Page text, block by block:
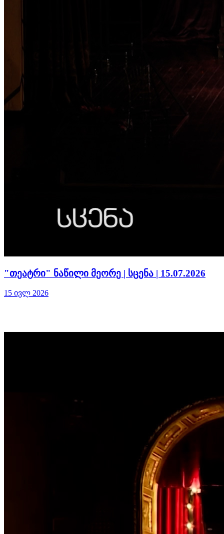
"თეატრი" ნაწილი მეორე | სცენა | 15.07.2026
15 ივლ 2026